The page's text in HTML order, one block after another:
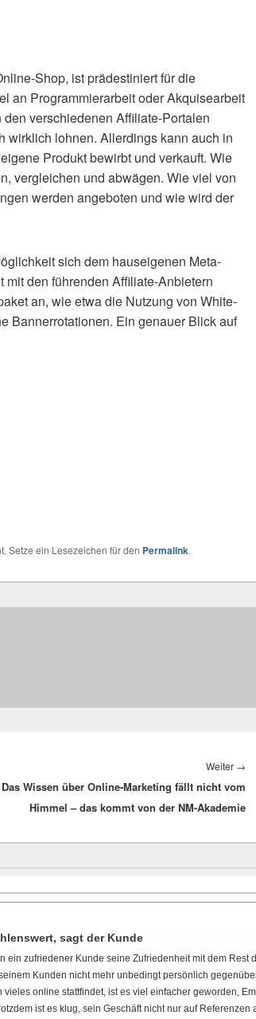
Shop, ist prädestiniert für die
an Programmierarbeit oder Akquisearbeit
verschiedenen Affiliate-Portalen
wirklich lohnen. Allerdings kann auch in
Produkt bewirbt und verkauft. Wie
vergleichen und abwägen. Wie viel von
werden angeboten und wie wird der
sich dem hauseigenen Meta-
den führenden Affiliate-Anbietern
an, wie etwa die Nutzung von White-
Bannerrotationen. Ein genauer Blick auf
Setze ein Lesezeichen für den Permalink.
Weiter →
Das Wissen über Online-Marketing fällt nicht vom
Himmel – das kommt von der NM-Akademie
sagt der Kunde
ein zufriedener Kunde seine Zufriedenheit mit dem Rest
Kunden nicht mehr unbedingt persönlich
vieles online stattfindet, ist es viel einfacher geworden,
ist es klug, sein Geschäft nicht nur auf Referenzen